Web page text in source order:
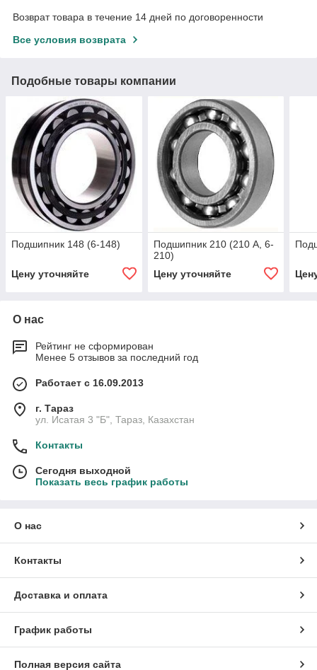
Возврат товара в течение 14 дней по договоренности
Все условия возврата
Подобные товары компании
Подшипник 148 (6-148)
Цену уточняйте
Подшипник 210 (210 А, 6-
210)
Цену уточняйте
О нас
Рейтинг не сформирован
Менее 5 отзывов за последний год
Работает с 16.09.2013
г. Тараз
ул. Исатая 3 "Б", Тараз, Казахстан
Контакты
Сегодня выходной
Показать весь график работы
О нас
Контакты
Доставка и оплата
График работы
Полная версия сайта